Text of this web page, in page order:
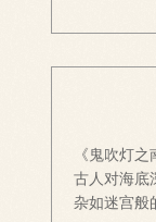
《鬼吹灯
古人对海底
杂如迷宫般